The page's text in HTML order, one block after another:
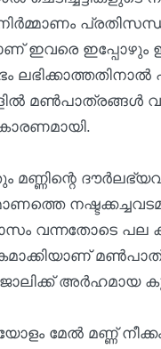
ഇവരെ ഇപ്പോഴും
മൺപാത്രങ്ങൾ
വന്നതോടെ പല
അർഹമായ
മേൽ മണ്ണ് നീക്കം